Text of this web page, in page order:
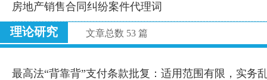
房地产销售合同纠纷案件代理词
理论研究 文章总数 53 篇
最高法“背靠背”支付条款批复：适用范围有限，实务